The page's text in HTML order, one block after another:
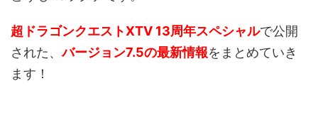
超ドラゴンクエストXTV 13周年スペシャルで公開
された、バージョン7.5の最新情報をまとめていき
ます！